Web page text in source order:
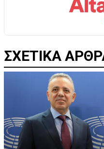
ΣΧΕΤΙΚΑ